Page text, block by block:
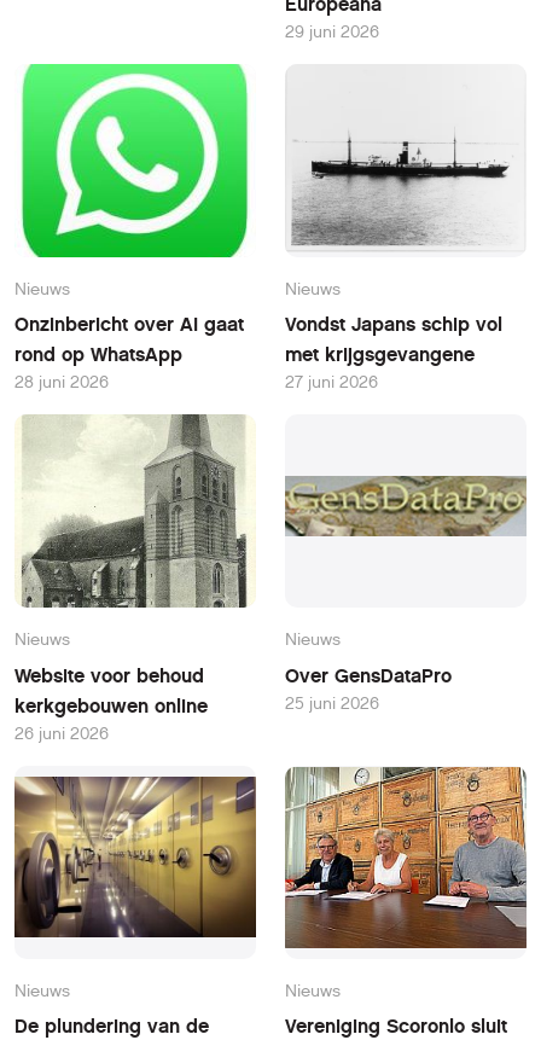
29 juni 2026
Nieuws
Onzinbericht over AI gaat
rond op WhatsApp
28 juni 2026
Nieuws
Vondst Japans schip vol
met krijgsgevangene
27 juni 2026
Nieuws
Website voor behoud
kerkgebouwen online
26 juni 2026
Nieuws
Over GensDataPro
25 juni 2026
Nieuws
De plundering van de
Nieuws
Vereniging Scoronlo sluit